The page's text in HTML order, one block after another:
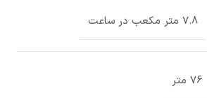
7.8 متر مکعب در ساعت
76 متر